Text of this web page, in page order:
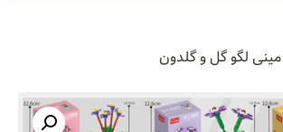
لگو گل و گلدون